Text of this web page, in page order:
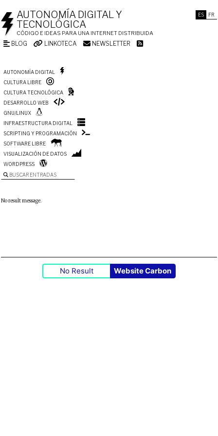
ES FR
AUTONOMÍA DIGITAL Y
TECNOLÓGICA
CÓDIGO E IDEAS PARA UNA INTERNET DISTRIBUIDA
BLOG LINKOTECA NEWSLETTER
AUTONOMÍA DIGITAL
CULTURA LIBRE
CULTURA TECNOLÓGICA
DESARROLLO WEB
GNU/LINUX
INFRAESTRUCTURA DIGITAL
SCRIPTING Y PROGRAMACIÓN
SOFTWARE LIBRE
VISUALIZACIÓN DE DATOS
WORDPRESS
BUSCAR ENTRADAS
No result message.
No Result Website Carbon